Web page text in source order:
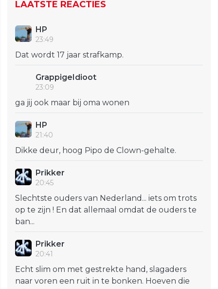
LAATSTE REACTIES
HP
23:49
Dat wordt 17 jaar strafkamp.
GrappigeIdioot
23:09
ga jij ook maar bij oma wonen
HP
21:40
Dikke deur, hoog Pipo de Clown-gehalte.
Prikker
20:45
Slechtste ouders van Nederland... iets om trots
op te zijn ! En dat allemaal omdat de ouders te
ban...
Prikker
20:41
Echt slim om met gestrekte hand, slagaders
naar voren een ruit in te bonken. Hoeven die